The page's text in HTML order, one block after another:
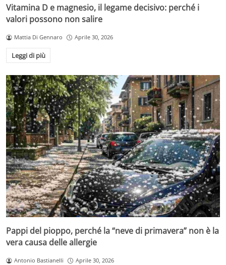
Vitamina D e magnesio, il legame decisivo: perché i
valori possono non salire
Mattia Di Gennaro Aprile 30, 2026
Leggi di più
Pappi del pioppo, perché la “neve di primavera” non è la
vera causa delle allergie
Antonio Bastianelli Aprile 30, 2026